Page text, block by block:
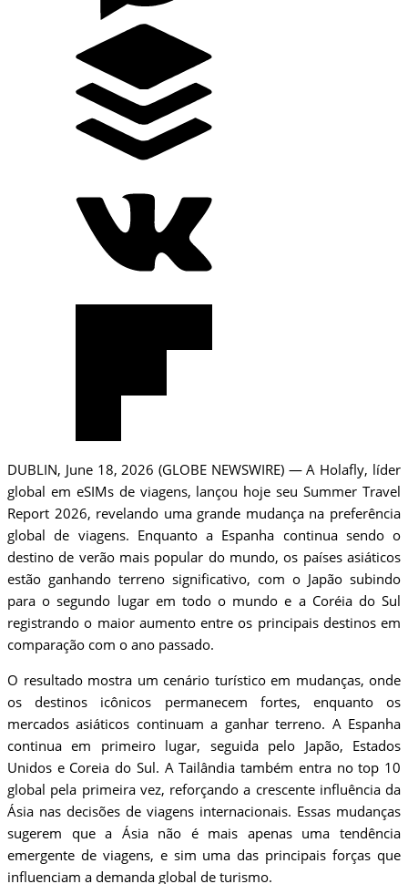
DUBLIN, June 18, 2026 (GLOBE NEWSWIRE) — A Holafly, líder
global em eSIMs de viagens, lançou hoje seu Summer Travel
Report 2026, revelando uma grande mudança na preferência
global de viagens. Enquanto a Espanha continua sendo o
destino de verão mais popular do mundo, os países asiáticos
estão ganhando terreno significativo, com o Japão subindo
para o segundo lugar em todo o mundo e a Coréia do Sul
registrando o maior aumento entre os principais destinos em
comparação com o ano passado.
O resultado mostra um cenário turístico em mudanças, onde
os destinos icônicos permanecem fortes, enquanto os
mercados asiáticos continuam a ganhar terreno. A Espanha
continua em primeiro lugar, seguida pelo Japão, Estados
Unidos e Coreia do Sul. A Tailândia também entra no top 10
global pela primeira vez, reforçando a crescente influência da
Ásia nas decisões de viagens internacionais. Essas mudanças
sugerem que a Ásia não é mais apenas uma tendência
emergente de viagens, e sim uma das principais forças que
influenciam a demanda global de turismo.